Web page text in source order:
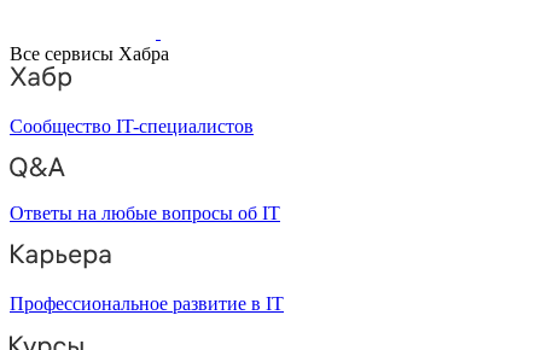
Все сервисы Хабра
Сообщество IT-специалистов
Ответы на любые вопросы об IT
Профессиональное развитие в IT